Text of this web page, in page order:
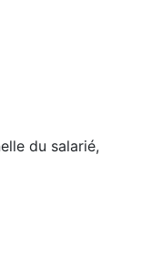
du salarié,